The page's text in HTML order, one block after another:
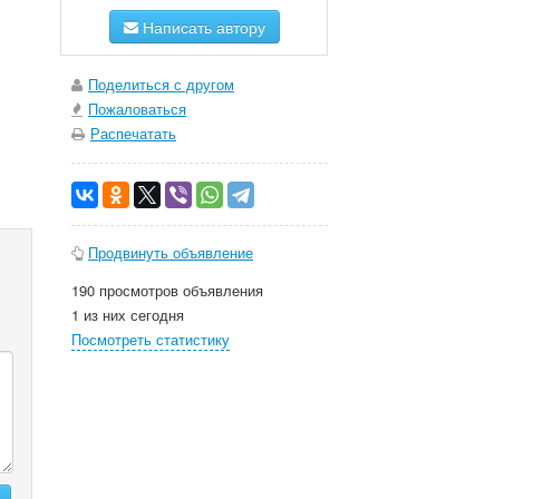
Написать автору
Поделиться с другом
Пожаловаться
Распечатать
Продвинуть объявление
190 просмотров объявления
1 из них сегодня
Посмотреть статистику